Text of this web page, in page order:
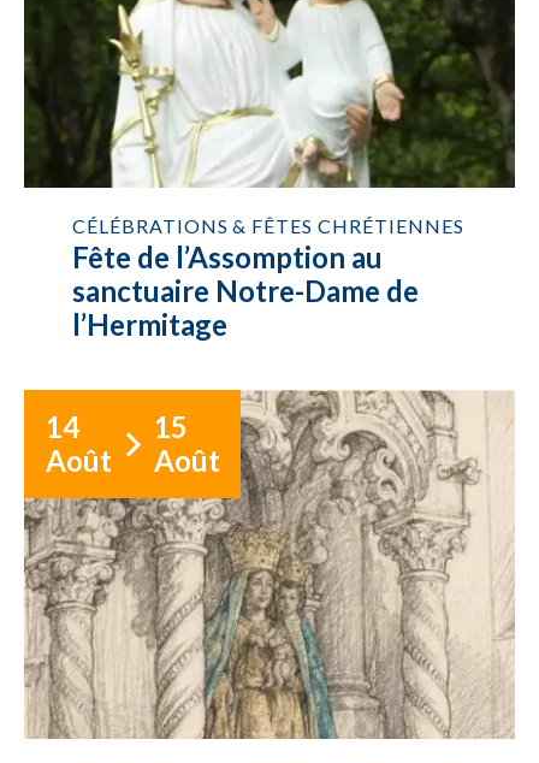
CÉLÉBRATIONS & FÊTES CHRÉTIENNES
Fête de l’Assomption au
sanctuaire Notre-Dame de
l’Hermitage
14
Août
15
Août